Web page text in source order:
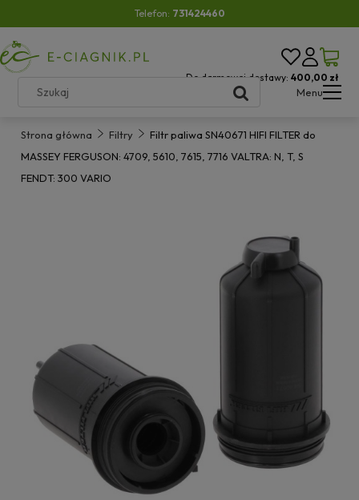
Telefon: 731424460
Do darmowej dostawy: 400,00 zł
Menu
Strona główna Filtry
Filtr paliwa SN40671 HIFI FILTER do
MASSEY FERGUSON: 4709, 5610, 7615, 7716 VALTRA: N, T, S
FENDT: 300 VARIO